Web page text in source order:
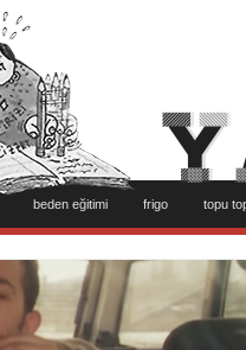
beden eğitimi frigo topu